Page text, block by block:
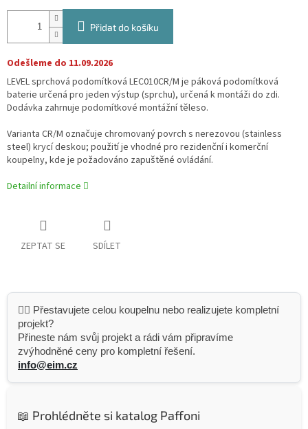
Přidat do košíku
Odešleme do 11.09.2026
LEVEL sprchová podomítková LEC010CR/M je páková podomítková
baterie určená pro jeden výstup (sprchu), určená k montáži do zdi.
Dodávka zahrnuje podomítkové montážní těleso.
Varianta CR/M označuje chromovaný povrch s nerezovou (stainless
steel) krycí deskou; použití je vhodné pro rezidenční i komerční
koupelny, kde je požadováno zapuštěné ovládání.
Detailní informace
ZEPTAT SE SDÍLET
👷‍♂️ Přestavujete celou koupelnu nebo realizujete kompletní
projekt?
Přineste nám svůj projekt a rádi vám připravíme
zvýhodněné ceny pro kompletní řešení.
info@eim.cz
📖 Prohlédněte si katalog Paffoni